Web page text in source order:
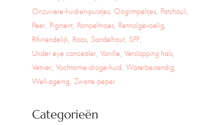
Onzuivere-huid-en-puistjes Oogrimpeltjes Patchouli
Peer Pigment Pompelmoes Retinolgevoelig
Rifvriendelijk Roos Sandelhout SPF
Under eye concealer Vanille Verslapping hals
Vetiver Vochtarme-droge-huid Waterbestendig
Well-ageing Zwarte peper
Categorieën